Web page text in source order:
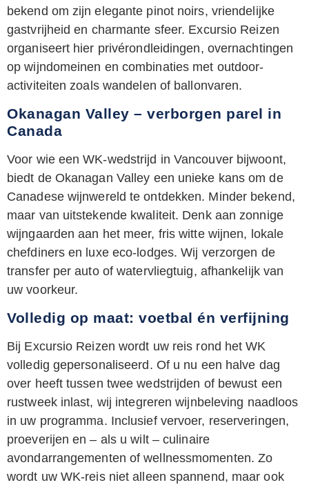
bekend om zijn elegante pinot noirs, vriendelijke
gastvrijheid en charmante sfeer. Excursio Reizen
organiseert hier privérondleidingen, overnachtingen
op wijndomeinen en combinaties met outdoor-
activiteiten zoals wandelen of ballonvaren.
Okanagan Valley – verborgen parel in
Canada
Voor wie een WK-wedstrijd in Vancouver bijwoont,
biedt de Okanagan Valley een unieke kans om de
Canadese wijnwereld te ontdekken. Minder bekend,
maar van uitstekende kwaliteit. Denk aan zonnige
wijngaarden aan het meer, fris witte wijnen, lokale
chefdiners en luxe eco-lodges. Wij verzorgen de
transfer per auto of watervliegtuig, afhankelijk van
uw voorkeur.
Volledig op maat: voetbal én verfijning
Bij Excursio Reizen wordt uw reis rond het WK
volledig gepersonaliseerd. Of u nu een halve dag
over heeft tussen twee wedstrijden of bewust een
rustweek inlast, wij integreren wijnbeleving naadloos
in uw programma. Inclusief vervoer, reserveringen,
proeverijen en – als u wilt – culinaire
avondarrangementen of wellnessmomenten. Zo
wordt uw WK-reis niet alleen spannend, maar ook